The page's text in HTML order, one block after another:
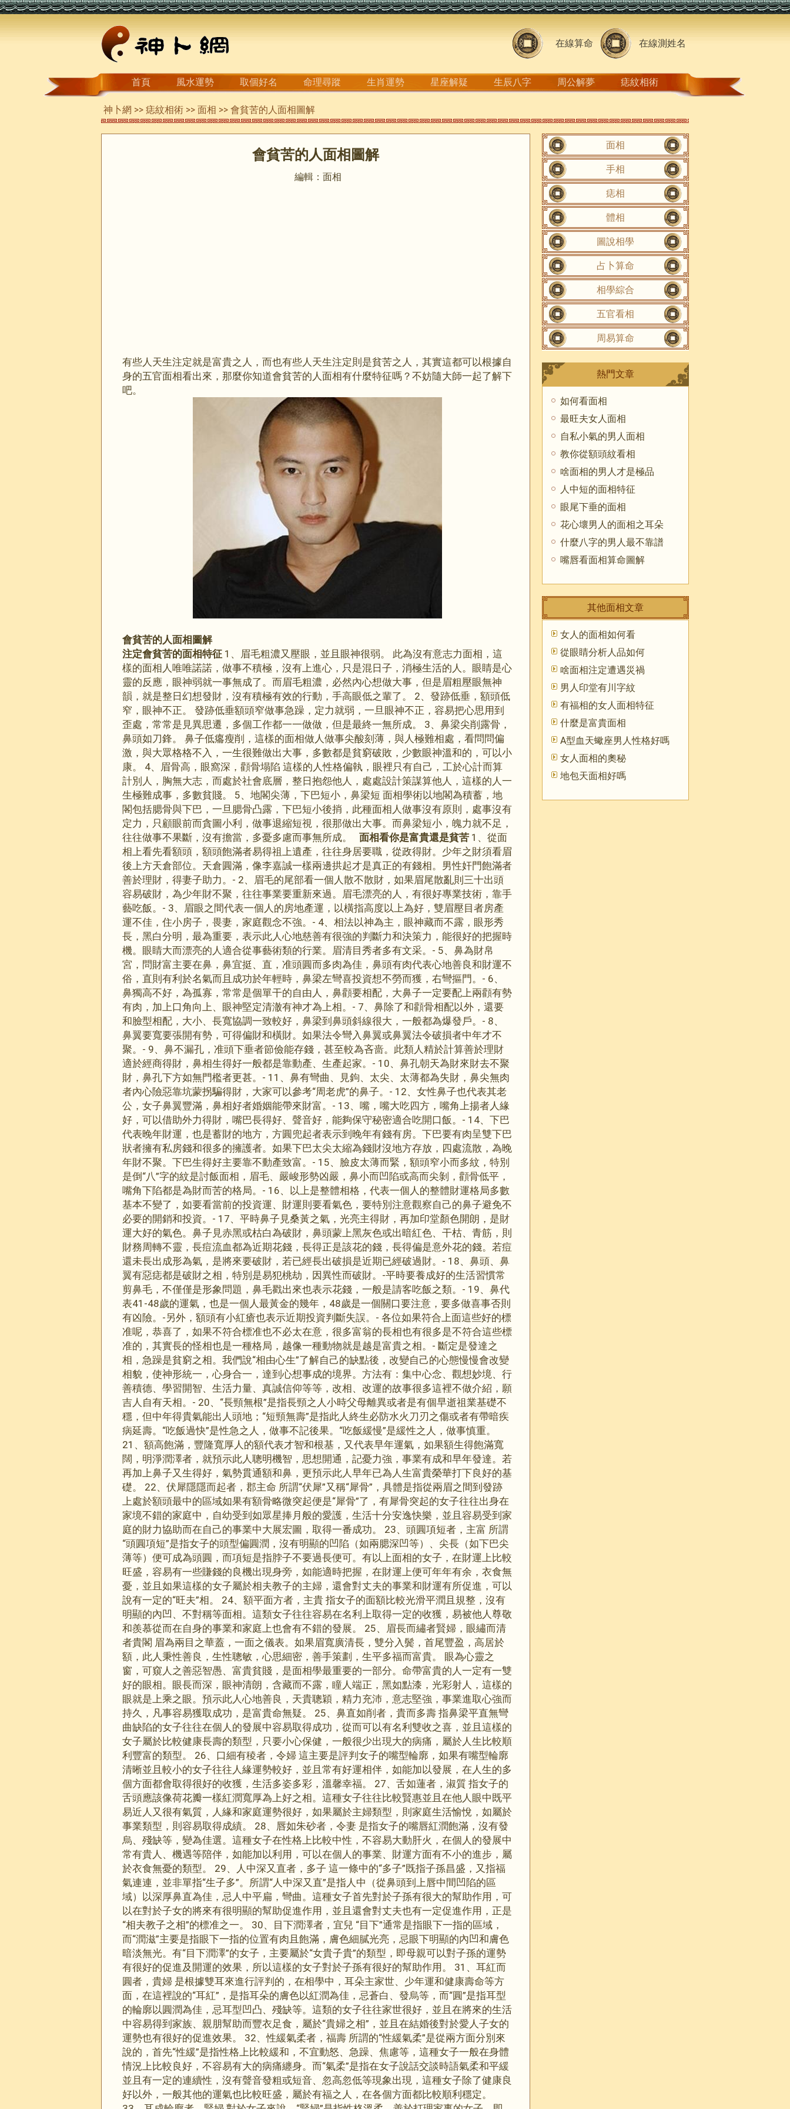
在線算命 在線測姓名
首頁 風水運勢 取個好名 命理尋蹤 生肖運勢 星座解疑 生辰八字 周公解夢 痣紋相術
神卜網 >> 痣紋相術 >> 面相 >> 會貧苦的人面相圖解
會貧苦的人面相圖解
編輯：面相
有些人天生注定就是富貴之人，而也有些人天生注定則是貧苦之人，其實這都可以根據自
身的五官面相看出來，那麼你知道會貧苦的人面相有什麼特征嗎？不妨隨大師一起了解下
吧。
會貧苦的人面相圖解
注定會貧苦的面相特征 1、眉毛粗濃又壓眼，並且眼神很弱。 此為沒有意志力面相，這
樣的面相人唯唯諾諾，做事不積極，沒有上進心，只是混日子，消極生活的人。眼睛是心
靈的反應，眼神弱就一事無成了。而眉毛粗濃，必然內心想做大事，但是眉粗壓眼無神
韻，就是整日幻想發財，沒有積極有效的行動，手高眼低之輩了。 2、發跡低垂，額頭低
窄，眼神不正。 發跡低垂額頭窄做事急躁，定力就弱，一旦眼神不正，容易把心思用到
歪處，常常是見異思遷，多個工作都一一做做，但是最終一無所成。 3、鼻梁尖削露骨，
鼻頭如刀鋒。 鼻子低癟瘦削，這樣的面相做人做事尖酸刻薄，與人極難相處，看問問偏
激，與大眾格格不入，一生很難做出大事，多數都是貧窮破敗，少數眼神溫和的，可以小
康。 4、眉骨高，眼窩深，顴骨塌陷 這樣的人性格偏執，眼裡只有自己，工於心計而算
計別人，胸無大志，而處於社會底層，整日抱怨他人，處處設計策謀算他人，這樣的人一
生極難成事，多數貧賤。 5、地閣尖薄，下巴短小，鼻梁短 面相學術以地閣為積蓄，地
閣包括腮骨與下巴，一旦腮骨凸露，下巴短小後捎，此種面相人做事沒有原則，處事沒有
定力，只顧眼前而貪圖小利，做事退縮短視，很那做出大事。而鼻梁短小，魄力就不足，
往往做事不果斷，沒有擔當，多憂多慮而事無所成。 面相看你是富貴還是貧苦 1、從面
相上看先看額頭，額頭飽滿者易得祖上遺產，往往身居要職，從政得財。少年之財須看眉
後上方天倉部位。天倉圓滿，像李嘉誠一樣兩邊拱起才是真正的有錢相。男性奸門飽滿者
善於理財，得妻子助力。- 2、眉毛的尾部看一個人散不散財，如果眉尾散亂則三十出頭
容易破財，為少年財不聚，往往事業要重新來過。眉毛漂亮的人，有很好專業技術，靠手
藝吃飯。- 3、眉眼之間代表一個人的房地產運，以橫指高度以上為好，雙眉壓目者房產
運不佳，住小房子，畏妻，家庭觀念不強。- 4、相法以神為主，眼神藏而不露，眼形秀
長，黑白分明，最為重要，表示此人心地慈善有很強的判斷力和決策力，能很好的把握時
機。眼睛大而漂亮的人適合從事藝術類的行業。眉清目秀者多有文采。- 5、鼻為財帛
宮，問財富主要在鼻，鼻宜挺、直，准頭圓而多肉為佳，鼻頭有肉代表心地善良和財運不
俗，直則有利於名氣而且成功於年輕時，鼻梁左彎喜投資想不勞而獲，右彎摳門。- 6、
鼻獨高不好，為孤寡，常常是個單干的自由人，鼻顴要相配，大鼻子一定要配上兩顴有勢
有肉，加上口角向上、眼神堅定清澈有神才為上相。- 7、鼻除了和顴骨相配以外，還要
和臉型相配，大小、長寬協調一致較好，鼻梁到鼻頭斜線很大，一般都為爆發戶。- 8、
鼻翼要寬要張開有勢，可得偏財和橫財。如果法令彎入鼻翼或鼻翼法令破損者中年才不
聚。- 9、鼻不漏孔，准頭下垂者節儉能存錢，甚至較為吝啬。此類人精於計算善於理財
適於經商得財，鼻相生得好一般都是靠動產、生產起家。- 10、鼻孔朝天為財來財去不聚
財，鼻孔下方如無門檻者更甚。- 11、鼻有彎曲、見鉤、太尖、太薄都為失財，鼻尖無肉
者內心險惡靠坑蒙拐騙得財，大家可以參考“周老虎”的鼻子。- 12、女性鼻子也代表其老
公，女子鼻翼豐滿，鼻相好者婚姻能帶來財富。- 13、嘴，嘴大吃四方，嘴角上揚者人緣
好，可以借助外力得財，嘴巴長得好、聲音好，能夠保守秘密適合吃開口飯。- 14、下巴
代表晚年財運，也是蓄財的地方，方圓兜起者表示到晚年有錢有房。下巴要有肉呈雙下巴
狀者擁有私房錢和很多的擁護者。如果下巴太尖太縮為錢財沒地方存放，四處流散，為晚
年財不聚。下巴生得好主要靠不動產致富。- 15、臉皮太薄而緊，額頭窄小而多紋，特別
是倒“八”字的紋是討飯面相，眉毛、嚴峻形勢凶嚴，鼻小而凹陷或高而尖剝，顴骨低平，
嘴角下陷都是為財而苦的格局。- 16、以上是整體相格，代表一個人的整體財運格局多數
基本不變了，如要看當前的投資運、財運則要看氣色，要特別注意觀察自己的鼻子避免不
必要的開銷和投資。- 17、平時鼻子見桑黃之氣，光亮主得財，再加印堂顏色開朗，是財
運大好的氣色。鼻子見赤黑或枯白為破財，鼻頭蒙上黑灰色或出暗紅色、干枯、青筋，則
財務周轉不靈，長痘流血都為近期花錢，長得正是該花的錢，長得偏是意外花的錢。若痘
還未長出成形為氣，是將來要破財，若已經長出破損是近期已經破過財。- 18、鼻頭、鼻
翼有惡痣都是破財之相，特別是易犯桃劫，因異性而破財。-平時要養成好的生活習慣常
剪鼻毛，不僅僅是形象問題，鼻毛戳出來也表示花錢，一般是請客吃飯之類。- 19、鼻代
表41-48歲的運氣，也是一個人最黃金的幾年，48歲是一個關口要注意，要多做喜事否則
有凶險。-另外，額頭有小紅瘡也表示近期投資判斷失誤。- 各位如果符合上面這些好的標
准呢，恭喜了，如果不符合標准也不必太在意，很多富翁的長相也有很多是不符合這些標
准的，其實長的怪相也是一種格局，越像一種動物就是越是富貴之相。- 斷定是發達之
相，急躁是貧窮之相。我們說“相由心生”了解自己的缺點後，改變自己的心態慢慢會改變
相貌，使神形統一，心身合一，達到心想事成的境界。方法有：集中心念、觀想妙境、行
善積德、學習開智、生活力量、真誠信仰等等，改相、改運的故事很多這裡不做介紹，願
吉人自有天相。- 20、“長頸無根”是指長頸之人小時父母離異或者是有個早逝祖業基礎不
穩，但中年得貴氣能出人頭地；“短頸無壽”是指此人終生必防水火刀刃之傷或者有帶暗疾
病延壽。“吃飯過快”是性急之人，做事不記後果。“吃飯緩慢”是緩性之人，做事慎重。
21、額高飽滿，豐隆寬厚人的額代表才智和根基，又代表早年運氣，如果額生得飽滿寬
闊，明淨潤澤者，就預示此人聰明機智，思想開通，記憂力強，事業有成和早年發達。若
再加上鼻子又生得好，氣勢貫通額和鼻，更預示此人早年已為人生富貴榮華打下良好的基
礎。 22、伏犀隱隱而起者，郡主命 所謂“伏犀”又稱“犀骨”，具體是指從兩眉之間到發跡
上處於額頭最中的區域如果有額骨略微突起便是“犀骨”了，有犀骨突起的女子往往出身在
家境不錯的家庭中，自幼受到如眾星捧月般的愛護，生活十分安逸快樂，並且容易受到家
庭的財力協助而在自己的事業中大展宏圖，取得一番成功。 23、頭圓項短者，主富 所謂
“頭圓項短”是指女子的頭型偏圓潤，沒有明顯的凹陷（如兩腮深凹等）、尖長（如下巴尖
薄等）便可成為頭圓，而項短是指脖子不要過長便可。有以上面相的女子，在財運上比較
旺盛，容易有一些賺錢的良機出現身旁，如能適時把握，在財運上便可年年有余，衣食無
憂，並且如果這樣的女子屬於相夫教子的主婦，還會對丈夫的事業和財運有所促進，可以
說有一定的“旺夫”相。 24、額平面方者，主貴 指女子的面額比較光滑平潤且規整，沒有
明顯的內凹、不對稱等面相。這類女子往往容易在名利上取得一定的收獲，易被他人尊敬
和羨慕從而在自身的事業和家庭上也會有不錯的發展。 25、眉長而繡者賢婦，眼繡而清
者貴閣 眉為兩目之華蓋，一面之儀表。如果眉寬廣清長，雙分入鬓，首尾豐盈，高居於
額，此人秉性善良，生性聰敏，心思細密，善手策劃，生平多福而富貴。 眼為心靈之
窗，可窺人之善惡智愚、富貴貧賤，是面相學最重要的一部分。命帶富貴的人一定有一雙
好的眼相。眼長而深，眼神清朗，含藏而不露，瞳人端正，黑如點漆，光彩射人，這樣的
眼就是上乘之眼。預示此人心地善良，天貴聰穎，精力充沛，意志堅強，事業進取心強而
持久，凡事容易獲取成功，是富貴命無疑。 25、鼻直如削者，貴而多壽 指鼻梁平直無彎
曲缺陷的女子往往在個人的發展中容易取得成功，從而可以有名利雙收之喜，並且這樣的
女子屬於比較健康長壽的類型，只要小心保健，一般很少出現大的病痛，屬於人生比較順
利豐富的類型。 26、口細有稜者，令婦 這主要是評判女子的嘴型輪廓，如果有嘴型輪廓
清晰並且較小的女子往往人緣運勢較好，並且常有好運相伴，如能加以發展，在人生的多
個方面都會取得很好的收獲，生活多姿多彩，溫馨幸福。 27、舌如蓮者，淑質 指女子的
舌頭應該像荷花瓣一樣紅潤寬厚為上好之相。這種女子往往比較賢惠並且在他人眼中既平
易近人又很有氣質，人緣和家庭運勢很好，如果屬於主婦類型，則家庭生活愉悅，如屬於
事業類型，則容易取得成績。 28、唇如朱砂者，令妻 是指女子的嘴唇紅潤飽滿，沒有發
烏、殘缺等，變為佳選。這種女子在性格上比較中性，不容易大動肝火，在個人的發展中
常有貴人、機遇等陪伴，如能加以利用，可以在個人的事業、財運方面有不小的進步，屬
於衣食無憂的類型。 29、人中深又直者，多子 這一條中的“多子”既指子孫昌盛，又指福
氣連連，並非單指“生子多”。所謂“人中深又直”是指人中（從鼻頭到上唇中間凹陷的區
域）以深厚鼻直為佳，忌人中平扁，彎曲。這種女子首先對於子孫有很大的幫助作用，可
以在對於子女的將來有很明顯的幫助促進作用，並且還會對丈夫也有一定促進作用，正是
“相夫教子之相”的標准之一。 30、目下潤澤者，宜兒 “目下”通常是指眼下一指的區域，
而“潤滋”主要是指眼下一指的位置有肉且飽滿，膚色細膩光亮，忌眼下明顯的內凹和膚色
暗淡無光。有“目下潤澤”的女子，主要屬於“女貴子貴”的類型，即母親可以對子孫的運勢
有很好的促進及開運的效果，所以這樣的女子對於子孫有很好的幫助作用。 31、耳紅而
圓者，貴婦 是根據雙耳來進行評判的，在相學中，耳朵主家世、少年運和健康壽命等方
面，在這裡說的“耳紅”，是指耳朵的膚色以紅潤為佳，忌蒼白、發烏等，而“圓”是指耳型
的輪廓以圓潤為佳，忌耳型凹凸、殘缺等。這類的女子往往家世很好，並且在將來的生活
中容易得到家族、親朋幫助而豐衣足食，屬於“貴婦之相”，並且在結婚後對於愛人子女的
運勢也有很好的促進效果。 32、性緩氣柔者，福壽 所謂的“性緩氣柔”是從兩方面分別來
說的，首先“性緩”是指性格上比較緩和，不宜動怒、急躁、焦慮等，這種女子一般在身體
情況上比較良好，不容易有大的病痛纏身。而“氣柔”是指在女子說話交談時語氣柔和平緩
並且有一定的連續性，沒有聲音發粗或短音、忽高忽低等現象出現，這種女子除了健康良
好以外，一般其他的運氣也比較旺盛，屬於有福之人，在各個方面都比較順利穩定。
面相
手相
痣相
體相
圖說相學
占卜算命
相學綜合
五官看相
周易算命
熱門文章
如何看面相
最旺夫女人面相
自私小氣的男人面相
教你從額頭紋看相
啥面相的男人才是極品
人中短的面相特征
眼尾下垂的面相
花心壞男人的面相之耳朵
什麼八字的男人最不靠譜
嘴唇看面相算命圖解
其他面相文章
女人的面相如何看
從眼睛分析人品如何
啥面相注定遭遇災禍
男人印堂有川字紋
有福相的女人面相特征
什麼是富貴面相
A型血天蠍座男人性格好嗎
女人面相的奧秘
地包天面相好嗎